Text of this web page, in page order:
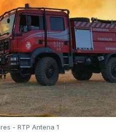
- RTP Antena 1